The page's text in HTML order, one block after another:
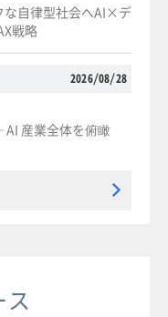
な自律型社会へAI×デ
戦略
2026/08/28
産業全体を俯瞰
ス